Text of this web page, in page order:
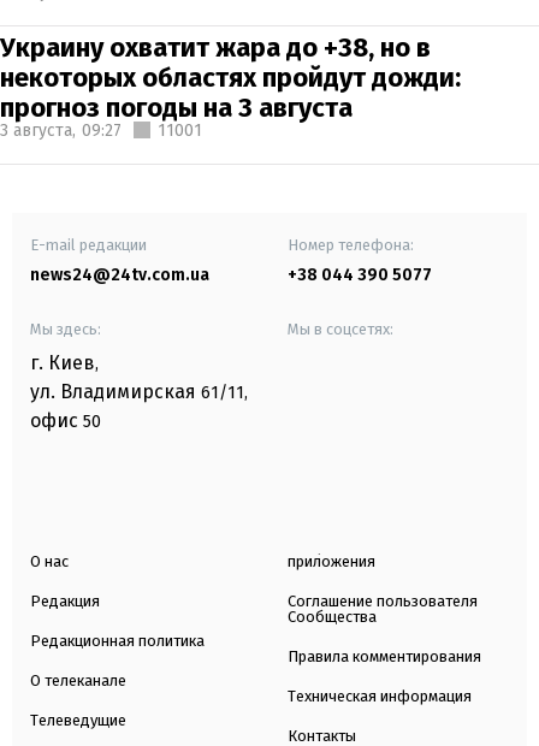
Украину охватит жара до +38, но в
некоторых областях пройдут дожди:
прогноз погоды на 3 августа
3 августа, 09:27 11001
E-mail редакции
news24@24tv.com.ua
Номер телефона:
+38 044 390 5077
Мы здесь:
г. Киев,
ул. Владимирская 61/11,
офис 50
Мы в соцсетях:
О нас
Редакция
Редакционная политика
О телеканале
Телеведущие
приложения
Соглашение пользователя
Сообщества
Правила комментирования
Техническая информация
Контакты